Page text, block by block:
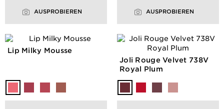
AUSPROBIEREN AUSPROBIEREN
Lip Milky Mousse
Joli Rouge Velvet 738V
Royal Plum